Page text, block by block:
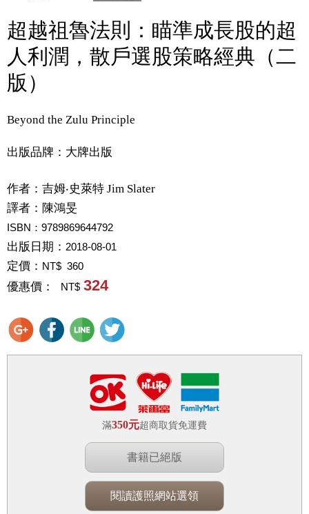
超越祖魯法則：瞄準成長股的超
人利潤，散戶選股策略經典（二
版）
Beyond the Zulu Principle
出版品牌：大牌出版
作者： 吉姆‧史萊特 Jim Slater
譯者： 陳鴻旻
ISBN：9789869644792
出版日期： 2018-08-01
定價： NT$ 360
優惠價： NT$ 324
滿350元超商取貨免運費
書籍已絕版
閱讀護照網站選領